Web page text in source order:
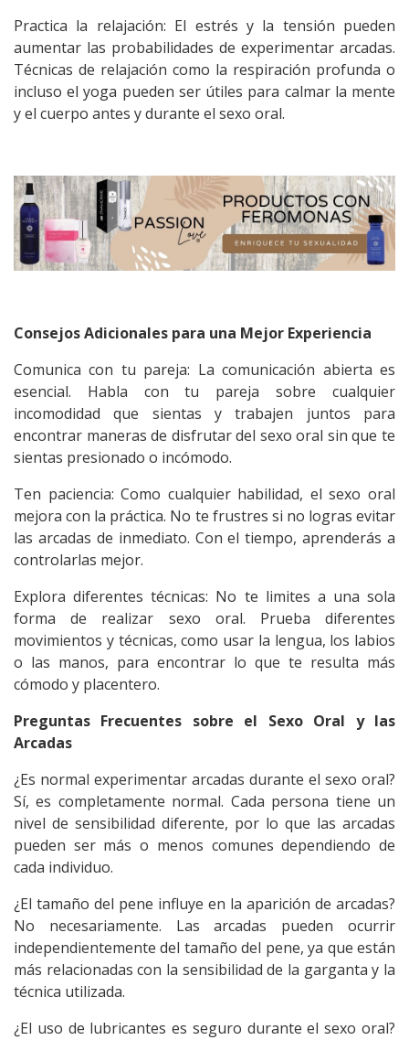
Practica la relajación: El estrés y la tensión pueden
aumentar las probabilidades de experimentar arcadas.
Técnicas de relajación como la respiración profunda o
incluso el yoga pueden ser útiles para calmar la mente
y el cuerpo antes y durante el sexo oral.
Consejos Adicionales para una Mejor Experiencia
Comunica con tu pareja: La comunicación abierta es
esencial. Habla con tu pareja sobre cualquier
incomodidad que sientas y trabajen juntos para
encontrar maneras de disfrutar del sexo oral sin que te
sientas presionado o incómodo.
Ten paciencia: Como cualquier habilidad, el sexo oral
mejora con la práctica. No te frustres si no logras evitar
las arcadas de inmediato. Con el tiempo, aprenderás a
controlarlas mejor.
Explora diferentes técnicas: No te limites a una sola
forma de realizar sexo oral. Prueba diferentes
movimientos y técnicas, como usar la lengua, los labios
o las manos, para encontrar lo que te resulta más
cómodo y placentero.
Preguntas Frecuentes sobre el Sexo Oral y las
Arcadas
¿Es normal experimentar arcadas durante el sexo oral?
Sí, es completamente normal. Cada persona tiene un
nivel de sensibilidad diferente, por lo que las arcadas
pueden ser más o menos comunes dependiendo de
cada individuo.
¿El tamaño del pene influye en la aparición de arcadas?
No necesariamente. Las arcadas pueden ocurrir
independientemente del tamaño del pene, ya que están
más relacionadas con la sensibilidad de la garganta y la
técnica utilizada.
¿El uso de lubricantes es seguro durante elsexo oral?